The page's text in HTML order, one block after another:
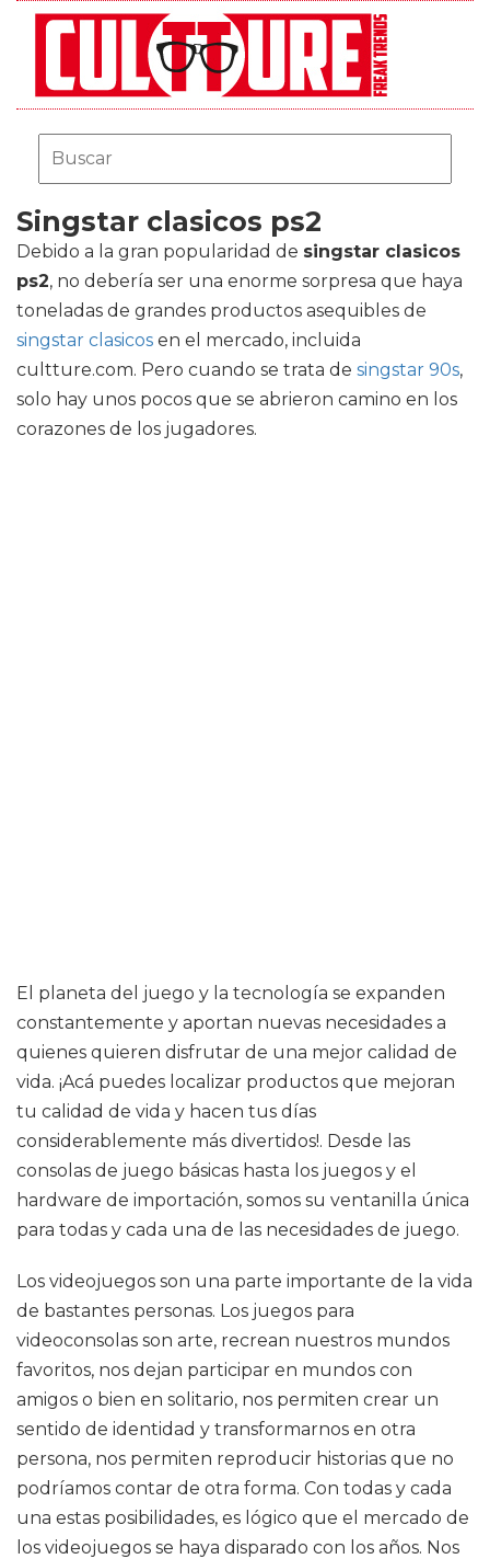
Singstar clasicos ps2
Debido a la gran popularidad de singstar clasicos
ps2, no debería ser una enorme sorpresa que haya
toneladas de grandes productos asequibles de
singstar clasicos en el mercado, incluida
cultture.com. Pero cuando se trata de singstar 90s,
solo hay unos pocos que se abrieron camino en los
corazones de los jugadores.
El planeta del juego y la tecnología se expanden
constantemente y aportan nuevas necesidades a
quienes quieren disfrutar de una mejor calidad de
vida. ¡Acá puedes localizar productos que mejoran
tu calidad de vida y hacen tus días
considerablemente más divertidos!. Desde las
consolas de juego básicas hasta los juegos y el
hardware de importación, somos su ventanilla única
para todas y cada una de las necesidades de juego.
Los videojuegos son una parte importante de la vida
de bastantes personas. Los juegos para
videoconsolas son arte, recrean nuestros mundos
favoritos, nos dejan participar en mundos con
amigos o bien en solitario, nos permiten crear un
sentido de identidad y transformarnos en otra
persona, nos permiten reproducir historias que no
podríamos contar de otra forma. Con todas y cada
una estas posibilidades, es lógico que el mercado de
los videojuegos se haya disparado con los años. Nos